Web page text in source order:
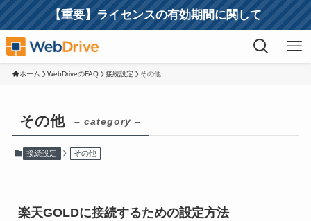
【重要】ライセンスの有効期間に関して
ホーム WebDriveのFAQ 接続設定 その他
その他 – category –
接続設定 その他
楽天GOLDに接続するための設定方法